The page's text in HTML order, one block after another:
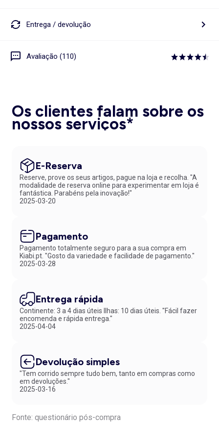
Entrega / devolução
Avaliação (110)
Os clientes falam sobre os
nossos serviços*
E-Reserva
Reserve, prove os seus artigos, pague na loja e recolha. "A
modalidade de reserva online para experimentar em loja é
fantástica. Parabéns pela inovação!"
2025-03-20
Pagamento
Pagamento totalmente seguro para a sua compra em
Kiabi.pt. "Gosto da variedade e facilidade de pagamento."
2025-03-28
Entrega rápida
Continente: 3 a 4 dias úteis Ilhas: 10 dias úteis. "Fácil fazer
encomenda e rápida entrega."
2025-04-04
Devolução simples
"Tem corrido sempre tudo bem, tanto em compras como
em devoluções."
2025-03-16
Fonte: questionário pós-compra